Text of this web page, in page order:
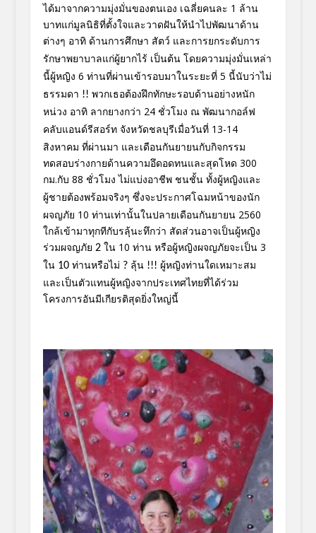
ได้มาจากความมุ่งมั่นของตนเอง เฉลี่ยคนละ 1 ล้าน
บาทแก่มูลนิธิที่ตั้งใจและวาดฝันให้นำไปพัฒนาด้าน
ต่างๆ อาทิ ด้านการศึกษา สัตว์ และการยกระดับการ
รักษาพยาบาลแก่ผู้ยากไร้ เป็นต้น โดยความมุ่งมั่นเหล่า
นี้ผู้หญิง 6 ท่านที่ผ่านเข้ารอบมาในระยะที่ 5 นี้นับว่าไม่
ธรรมดา !! พวกเธอต้องฝึกทักษะรอบด้านอย่างหนัก
หน่วง อาทิ ลากยางกว่า 24 ชั่วโมง ณ พัฒนากอล์ฟ
คลับแอนด์รีสอร์ท จังหวัดชลบุรีเมื่อวันที่ 13-14
สิงหาคม ที่ผ่านมา และเดือนกันยายนกับกิจกรรม
ทดสอบร่างกายด้านความอึดอดทนและสุดโหด 300
กม.กับ 88 ชั่วโมง ไม่แบ่งอาชีพ ชนชั้น ทั้งผู้หญิงและ
ผู้ชายต้องพร้อมจริงๆ ซึ่งจะประกาศโฉมหน้าของนัก
ผจญภัย 10 ท่านเท่านั้นในปลายเดือนกันยายน 2560
ใกล้เข้ามาทุกทีกับรลุ้นะทึกว่า สัดส่วนอาจเป็นผู้หญิง
ร่วมผจญภัย 2ใน 10 ท่าน หรือผู้หญิงผจญภัยจะเป็น 3
ใน 10 ท่านหรือไม่ ? ลุ้น !!! ผู้หญิงท่านใดเหมาะสม
และเป็นตัวแทนผู้หญิงจากประเทศไทยที่ได้ร่วม
โครงการอันมีเกียรติสุดยิ่งใหญ่นี้